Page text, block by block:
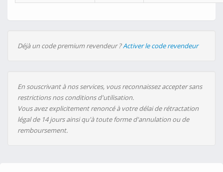
Déjà un code premium revendeur ?Activer le code revendeur
En souscrivant à nos services, vous reconnaissez accepter sans
restrictions nos conditions d'utilisation.
Vous avez explicitement renoncé à votre délai de rétractation
légal de 14 jours ainsi qu'à toute forme d'annulation ou de
remboursement.